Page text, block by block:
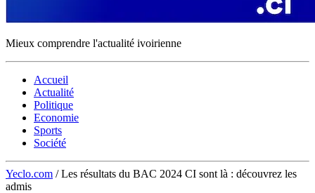
Mieux comprendre l'actualité ivoirienne
Accueil
Actualité
Politique
Economie
Sports
Société
Yeclo.com / Les résultats du BAC 2024 CI sont là : découvrez les
admis